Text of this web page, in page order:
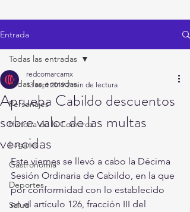
Entrada
Todas las entradas
Personajes
Historia de la Comarca
Lugares
Gastronomía
Deportes
Salud
Todas las entradas
Aprueba Cabildo descuentos
sobre valor de las multas
vencidas
redcomarcamx
13 sept 2019 2 min de lectura
Este viernes se llevó a cabo la Décima
Sesión Ordinaria de Cabildo, en la que
por conformidad con lo establecido
en el artículo 126, fracción III del